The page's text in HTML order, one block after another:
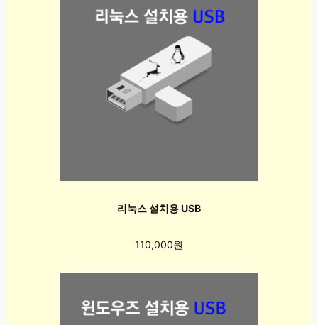
리눅스 설치용 USB
110,000원